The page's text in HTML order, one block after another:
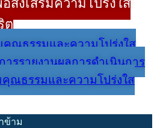
ส่งเสริมความโปร่งใส
ต
คุณธรรมและความโปร่งใส
รรายงานผลการดำเนินการ
คุณธรรมและความโปร่งใส
ข้าม